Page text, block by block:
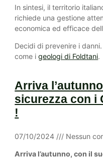
In sintesi, il territorio
richiede una gestione
economica ed efficace
Decidi di prevenire i
come igeologi di Foldtani.
Arriva
sicurezza con i
!
07/10/2024 Nessun
Arriva l’autunno, con il